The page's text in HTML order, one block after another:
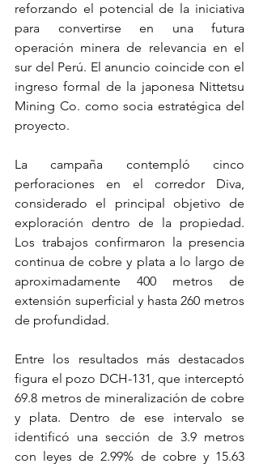
reforzando el potencial de la iniciativa
para convertirse en una futura
operación minera de relevancia en el
sur del Perú. El anuncio coincide con el
ingreso formal de la japonesa Nittetsu
Mining Co. como socia estratégica del
proyecto.
La campaña contempló cinco
perforaciones en el corredor Diva,
considerado el principal objetivo de
exploración dentro de la propiedad.
Los trabajos confirmaron la presencia
continua de cobre y plata a lo largo de
aproximadamente 400 metros de
extensión superficial y hasta 260 metros
de profundidad.
Entre los resultados más destacados
figura el pozo DCH-131, que interceptó
69.8 metros de mineralización de cobre
y plata. Dentro de ese intervalo se
identificó una sección de 3.9 metros
con leyes de 2.99% de cobre y 15.63